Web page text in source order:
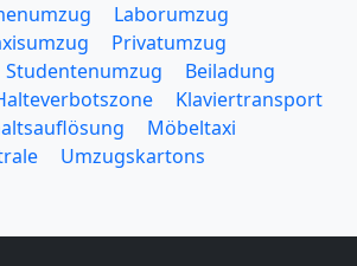
Laborumzug
Privatumzug
Studentenumzug
Beiladung
Klaviertransport
Möbeltaxi
Umzugskartons